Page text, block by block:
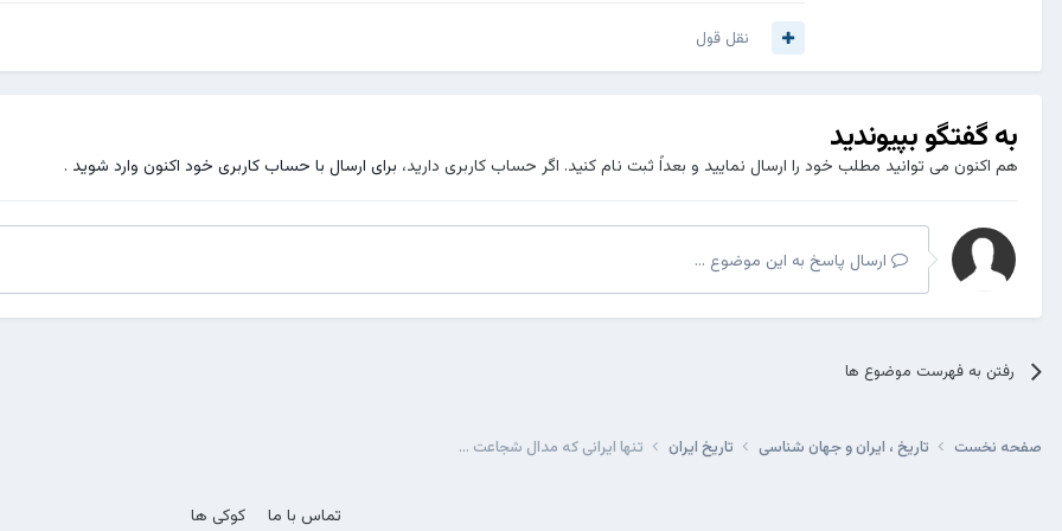
نقل قول
به گفتگو بپیوندید
هم اکنون می توانید مطلب خود را ارسال نمایید و بعداً ثبت نام کنید. اگر حساب کاربری دارید، برای ارسال با حساب کاربری خود اکنون وارد شوید .
ارسال پاسخ به این موضوع ...
رفتن به فهرست موضوع ها
صفحه نخست تاریخ ، ایران و جهان شناسی تاریخ ایران تنها ایرانی که مدال شجاعت ...
تماس با ما
کوکی ها